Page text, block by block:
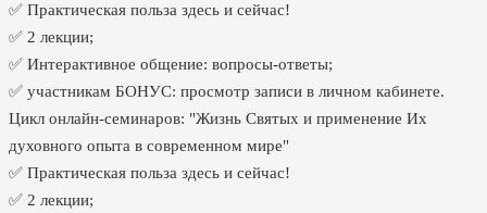
✅ Практическая польза здесь и сейчас!
✅ 2 лекции;
✅ Интерактивное общение: вопросы-ответы;
✅ участникам БОНУС: просмотр записи в личном кабинете.
Цикл онлайн-семинаров: "Жизнь Святых и применение Их
духовного опыта в современном мире"
✅ Практическая польза здесь и сейчас!
✅ 2 лекции;